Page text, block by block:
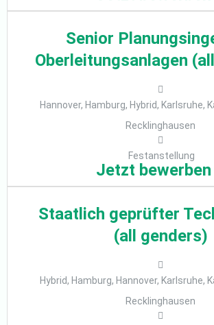
Senior
Oberleitungsanlagen
Hannover, Hamburg, Hybrid, Karlsruhe,
Recklinghausen
Festanstellung
Jetzt bewerben
Staatlich geprüfter
(all genders)
Hybrid, Hamburg, Hannover, Karlsruhe,
Recklinghausen